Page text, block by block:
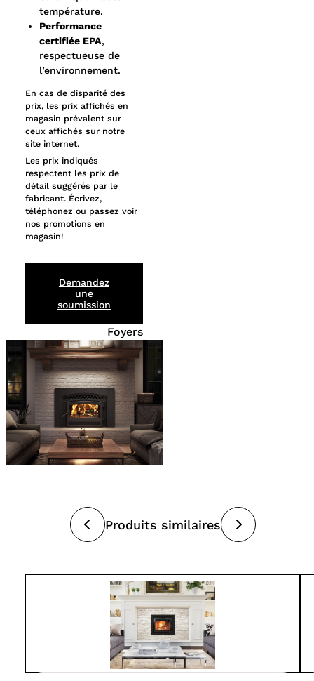
Foyers
température.
Performance
certifiée EPA,
respectueuse de
l’environnement.
En cas de disparité des
prix, les prix affichés en
magasin prévalent sur
ceux affichés sur notre
site internet.
Les prix indiqués
respectent les prix de
détail suggérés par le
fabricant. Écrivez,
téléphonez ou passez voir
nos promotions en
magasin!
Demandez
une
soumission
Produits similaires